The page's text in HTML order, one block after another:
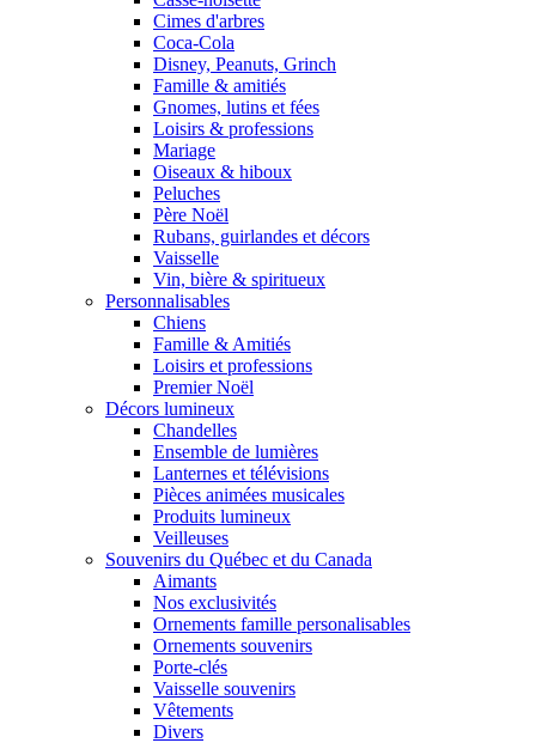
Cimes d'arbres
Coca-Cola
Disney, Peanuts, Grinch
Famille & amitiés
Gnomes, lutins et fées
Loisirs & professions
Mariage
Oiseaux & hiboux
Peluches
Père Noël
Rubans, guirlandes et décors
Vaisselle
Vin, bière & spiritueux
Personnalisables
Chiens
Famille & Amitiés
Loisirs et professions
Premier Noël
Décors lumineux
Chandelles
Ensemble de lumières
Lanternes et télévisions
Pièces animées musicales
Produits lumineux
Veilleuses
Souvenirs du Québec et du Canada
Aimants
Nos exclusivités
Ornements famille personalisables
Ornements souvenirs
Porte-clés
Vaisselle souvenirs
Vêtements
Divers